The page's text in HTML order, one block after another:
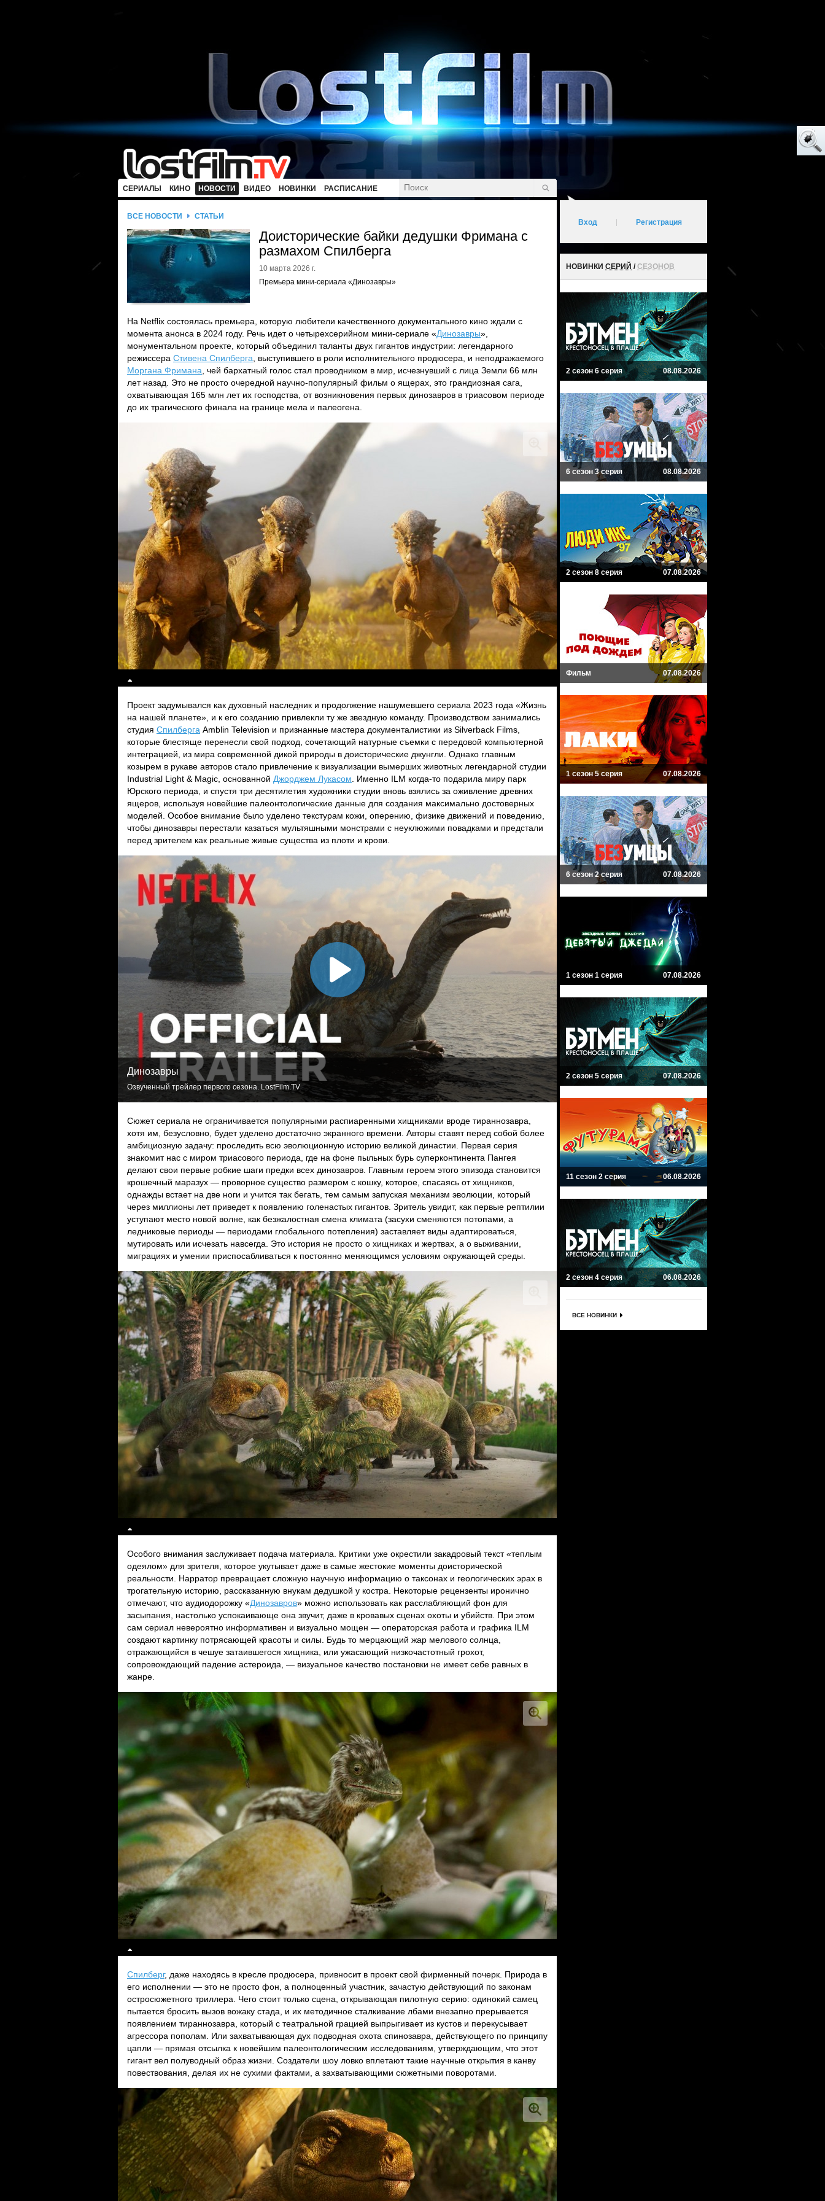
СЕРИАЛЫ КИНО НОВОСТИ ВИДЕО НОВИНКИ РАСПИСАНИЕ
ВСЕ НОВОСТИ СТАТЬИ
Доисторические байки дедушки Фримана с
размахом Спилберга
10 марта 2026 г.
Премьера мини-сериала «Динозавры»
На Netflix состоялась премьера, которую любители качественного документального кино ждали с
момента анонса в 2024 году. Речь идет о четырехсерийном мини-сериале «Динозавры»,
монументальном проекте, который объединил таланты двух гигантов индустрии: легендарного
режиссера Стивена Спилберга , выступившего в роли исполнительного продюсера, и неподражаемого
Моргана Фримана , чей бархатный голос стал проводником в мир, исчезнувший с лица Земли 66 млн
лет назад. Это не просто очередной научно-популярный фильм о ящерах, это грандиозная сага,
охватывающая 165 млн лет их господства, от возникновения первых динозавров в триасовом периоде
до их трагического финала на границе мела и палеогена.
Проект задумывался как духовный наследник и продолжение нашумевшего сериала 2023 года «Жизнь
на нашей планете», и к его созданию привлекли ту же звездную команду. Производством занимались
студия Спилберга Amblin Television и признанные мастера документалистики из Silverback Films,
которые блестяще перенесли свой подход, сочетающий натурные съемки с передовой компьютерной
интеграцией, из мира современной дикой природы в доисторические джунгли. Однако главным
козырем в рукаве авторов стало привлечение к визуализации вымерших животных легендарной студии
Industrial Light & Magic, основанной Джорджем Лукасом . Именно ILM когда-то подарила миру парк
Юрского периода, и спустя три десятилетия художники студии вновь взялись за оживление древних
ящеров, используя новейшие палеонтологические данные для создания максимально достоверных
моделей. Особое внимание было уделено текстурам кожи, оперению, физике движений и поведению,
чтобы динозавры перестали казаться мультяшными монстрами с неуклюжими повадками и предстали
перед зрителем как реальные живые существа из плоти и крови.
Динозавры
Озвученный трейлер первого сезона. LostFilm.TV
Сюжет сериала не ограничивается популярными распиаренными хищниками вроде тираннозавра,
хотя им, безусловно, будет уделено достаточно экранного времени. Авторы ставят перед собой более
амбициозную задачу: проследить всю эволюционную историю великой династии. Первая серия
знакомит нас с миром триасового периода, где на фоне пыльных бурь суперконтинента Пангея
делают свои первые робкие шаги предки всех динозавров. Главным героем этого эпизода становится
крошечный маразух — проворное существо размером с кошку, которое, спасаясь от хищников,
однажды встает на две ноги и учится так бегать, тем самым запуская механизм эволюции, который
через миллионы лет приведет к появлению голенастых гигантов. Зритель увидит, как первые рептилии
уступают место новой волне, как безжалостная смена климата (засухи сменяются потопами, а
ледниковые периоды — периодами глобального потепления) заставляет виды адаптироваться,
мутировать или исчезать навсегда. Это история не просто о хищниках и жертвах, а о выживании,
миграциях и умении приспосабливаться к постоянно меняющимся условиям окружающей среды.
Особого внимания заслуживает подача материала. Критики уже окрестили закадровый текст «теплым
одеялом» для зрителя, которое укутывает даже в самые жестокие моменты доисторической
реальности. Нарратор превращает сложную научную информацию о таксонах и геологических эрах в
трогательную историю, рассказанную внукам дедушкой у костра. Некоторые рецензенты иронично
отмечают, что аудиодорожку «Динозавров» можно использовать как расслабляющий фон для
засыпания, настолько успокаивающе она звучит, даже в кровавых сценах охоты и убийств. При этом
сам сериал невероятно информативен и визуально мощен — операторская работа и графика ILM
создают картинку потрясающей красоты и силы. Будь то мерцающий жар мелового солнца,
отражающийся в чешуе затаившегося хищника, или ужасающий низкочастотный грохот,
сопровождающий падение астероида, — визуальное качество постановки не имеет себе равных в
жанре.
Спилберг, даже находясь в кресле продюсера, привносит в проект свой фирменный почерк. Природа в
его исполнении — это не просто фон, а полноценный участник, зачастую действующий по законам
остросюжетного триллера. Чего стоит только сцена, открывающая пилотную серию: одинокий самец
пытается бросить вызов вожаку стада, и их методичное сталкивание лбами внезапно прерывается
появлением тираннозавра, который с театральной грацией выпрыгивает из кустов и перекусывает
агрессора пополам. Или захватывающая дух подводная охота спинозавра, действующего по принципу
цапли — прямая отсылка к новейшим палеонтологическим исследованиям, утверждающим, что этот
гигант вел полуводный образ жизни. Создатели шоу ловко вплетают такие научные открытия в канву
повествования, делая их не сухими фактами, а захватывающими сюжетными поворотами.
Вход Регистрация
НОВИНКИ СЕРИЙ /СЕЗОНОВ
2 сезон 6 серия 08.08.2026
6 сезон 3 серия 08.08.2026
2 сезон 8 серия 07.08.2026
Фильм 07.08.2026
1 сезон 5 серия 07.08.2026
6 сезон 2 серия 07.08.2026
1 сезон 1 серия 07.08.2026
2 сезон 5 серия 07.08.2026
11 сезон 2 серия 06.08.2026
2 сезон 4 серия 06.08.2026
ВСЕ НОВИНКИ